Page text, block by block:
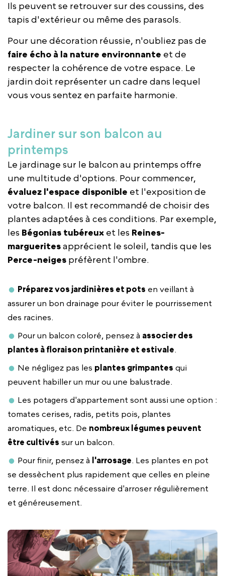
Ils peuvent se retrouver sur des coussins, des
tapis d'extérieur ou même des parasols.
Pour une décoration réussie, n'oubliez pas de
faire écho à la nature environnante et de
respecter la cohérence de votre espace. Le
jardin doit représenter un cadre dans lequel
vous vous sentez en parfaite harmonie.
Jardiner sur son balcon au
printemps
Le jardinage sur le balcon au printemps offre
une multitude d'options. Pour commencer,
évaluez l'espace disponible et l'exposition de
votre balcon. Il est recommandé de choisir des
plantes adaptées à ces conditions. Par exemple,
les Bégonias tubéreux et les Reines-
margueritesapprécient le soleil, tandis que les
Perce-neiges préfèrent l'ombre.
Préparez vos jardinières et pots en veillant à
assurer un bon drainage pour éviter le pourrissement
des racines.
Pour un balcon coloré, pensez à associer des
plantes à floraison printanière et estivale.
Ne négligez pas les plantes grimpantes qui
peuvent habiller un mur ou une balustrade.
Les potagers d'appartement sont aussi une option :
tomates cerises, radis, petits pois, plantes
aromatiques, etc. De nombreux légumes peuvent
être cultivés sur un balcon.
Pour finir, pensez à
l'arrosage. Les plantes en pot
se dessèchent plus rapidement que celles en pleine
terre. Il est donc nécessaire d'arroser régulièrement
et généreusement.